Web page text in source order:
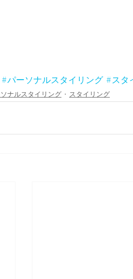
#パーソナルスタイリング #スタ
ナルスタイリング スタイリング